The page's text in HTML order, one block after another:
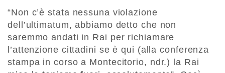
“Non c’è stata nessuna violazione
dell’ultimatum, abbiamo detto che non
saremmo andati in Rai per richiamare
l’attenzione cittadini se è qui (alla conferenza
stampa in corso a Montecitorio, ndr.) la Rai